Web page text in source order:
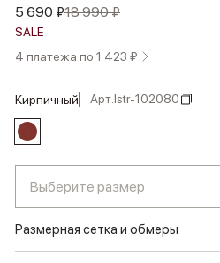
5 690 ₽18 990 ₽
SALE
4 платежа по 1 423 ₽
кирпичный Арт.lstr-102080
Выберите размер
Размерная сетка и обмеры